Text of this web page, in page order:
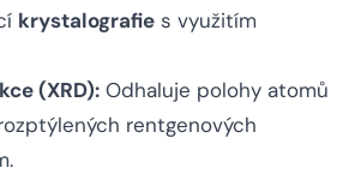
krystalografie s využitím
(XRD): Odhaluje polohy atomů
rentgenových